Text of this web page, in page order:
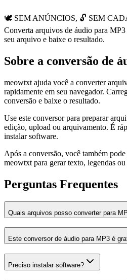
🕊️ SEM ANÚNCIOS, 🔓 SEM
Converta arquivos de áudio para
seu arquivo e baixe o resultado.
Sobre a conversão de
meowtxt ajuda você a converter
rapidamente em seu navegador.
conversão e baixe o resultado.
Use este conversor para preparar
edição, upload ou arquivamento. É
instalar software.
Após a conversão, você também
meowtxt para gerar texto, legendas ou
Perguntas Frequentes
Quais arquivos posso converter para
Este conversor de áudio para MP3 é
Preciso instalar software?